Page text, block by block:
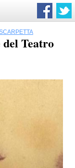
Teatro